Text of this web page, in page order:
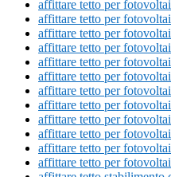
affittare tetto per
affittare tetto per
affittare tetto per
affittare tetto per
affittare tetto per
affittare tetto per
affittare tetto per
affittare tetto per
affittare tetto per
affittare tetto per
affittare tetto per
affittare tetto per